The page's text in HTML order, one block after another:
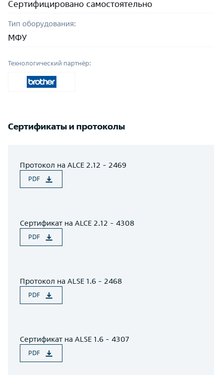
Сертифицировано самостоятельно
Тип оборудования:
МФУ
Технологический партнёр:
Сертификаты и протоколы
Протокол на ALCE 2.12 - 2469
PDF
Сертификат на ALCE 2.12 - 4308
PDF
Протокол на ALSE 1.6 - 2468
PDF
Сертификат на ALSE 1.6 - 4307
PDF